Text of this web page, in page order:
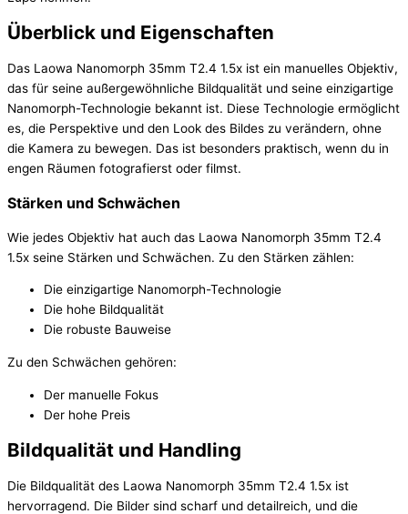
Überblick und Eigenschaften
Das Laowa Nanomorph 35mm T2.4 1.5x ist ein manuelles Objektiv,
das für seine außergewöhnliche Bildqualität und seine einzigartige
Nanomorph-Technologie bekannt ist. Diese Technologie ermöglicht
es, die Perspektive und den Look des Bildes zu verändern, ohne
die Kamera zu bewegen. Das ist besonders praktisch, wenn du in
engen Räumen fotografierst oder filmst.
Stärken und Schwächen
Wie jedes Objektiv hat auch das Laowa Nanomorph 35mm T2.4
1.5x seine Stärken und Schwächen. Zu den Stärken zählen:
Die einzigartige Nanomorph-Technologie
Die hohe Bildqualität
Die robuste Bauweise
Zu den Schwächen gehören:
Der manuelle Fokus
Der hohe Preis
Bildqualität und Handling
Die Bildqualität des Laowa Nanomorph 35mm T2.4 1.5x ist
hervorragend. Die Bilder sind scharf und detailreich, und die